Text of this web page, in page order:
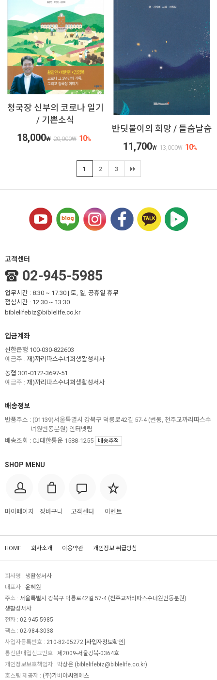
청국장 신부의 코로나 일기
/ 기쁜소식
18,000₩ 20,000₩ 10%
반딧불이의 희망 / 들숨날숨
11,700₩ 13,000₩ 10%
1 2 3
고객센터
02-945-5985
업무시간 : 8:30 ~ 17:30 | 토, 일, 공휴일 휴무
점심시간 : 12:30 ~ 13:30
biblelifebiz@biblelife.co.kr
입금계좌
신한은행 100-030-822603
예금주 : 재)까리따스수녀회생활성서사
농협 301-0172-3697-51
예금주 : 재)까리따스수녀회생활성서사
SHOP MENU
마이페이지 장바구니 고객센터 이벤트
배송정보
반품주소 : (01139)서울특별시 강북구 덕릉로42길 57-4 (번동, 천주교까리따스수
녀원번동분원) 인터넷팀
배송조회 : CJ대한통운 1588-1255
배송추적
HOME 회사소개 이용약관 개인정보 취급방침
회사명 : 생활성서사
대표자 : 윤혜원
주소 : 서울특별시 강북구 덕릉로42길 57-4 (천주교까리따스수녀원번동분원)
생활성서사
전화 : 02-945-5985
팩스 : 02-984-3038
사업자등록번호 : 210-82-05272 [사업자정보확인]
통신판매업신고번호 : 제2009-서울강북-0364호
개인정보보호책임자 : 박상은 ( biblelifebiz@biblelife.co.kr)
호스팅 제공자 : (주)가비아씨엔에스